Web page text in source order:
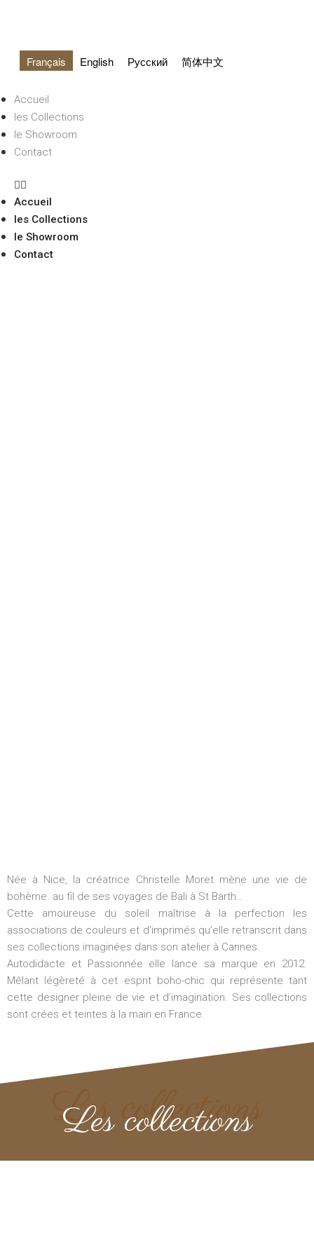
Français English Русский 简体中文
Accueil
les Collections
le Showroom
Contact
Accueil
les Collections
le Showroom
Contact
Née à Nice, la créatrice Christelle Moret mène une vie de
bohème. au fil de ses voyages de Bali à St Barth…
Cette amoureuse du soleil maîtrise à la perfection les
associations de couleurs et d’imprimés qu’elle retranscrit dans
ses collections imaginées dans son atelier à Cannes.
Autodidacte et Passionnée elle lance sa marque en 2012.
Mêlant légèreté à cet esprit boho-chic qui représente tant
cette designer pleine de vie et d’imagination. Ses collections
sont crées et teintes à la main en France.
Les collections
Les collections